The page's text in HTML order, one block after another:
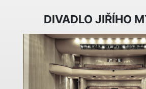
DIVADLO JIŘÍHO